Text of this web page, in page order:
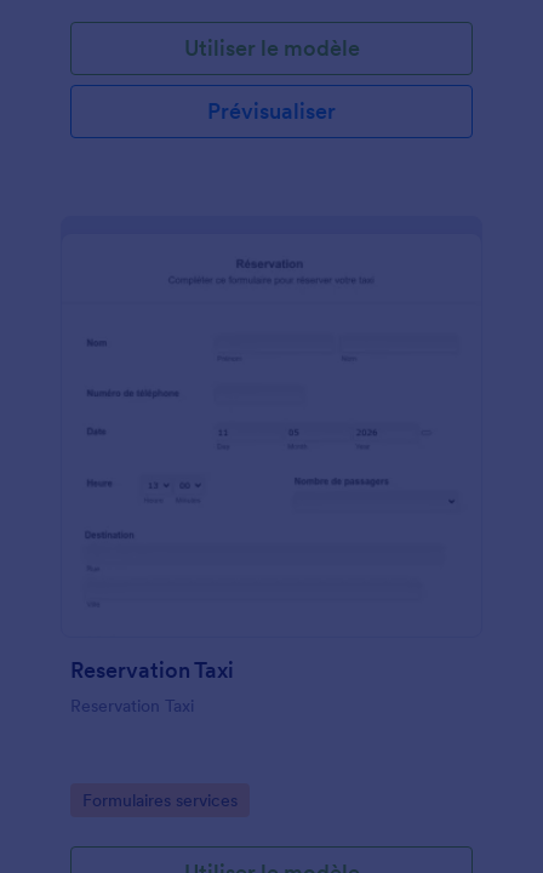
Utiliser le modèle
Prévisualiser
Reservation Taxi
Reservation Taxi
Go to Category:
Formulaires services